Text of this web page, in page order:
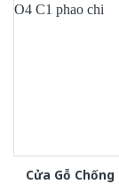
Cửa Gỗ Chống